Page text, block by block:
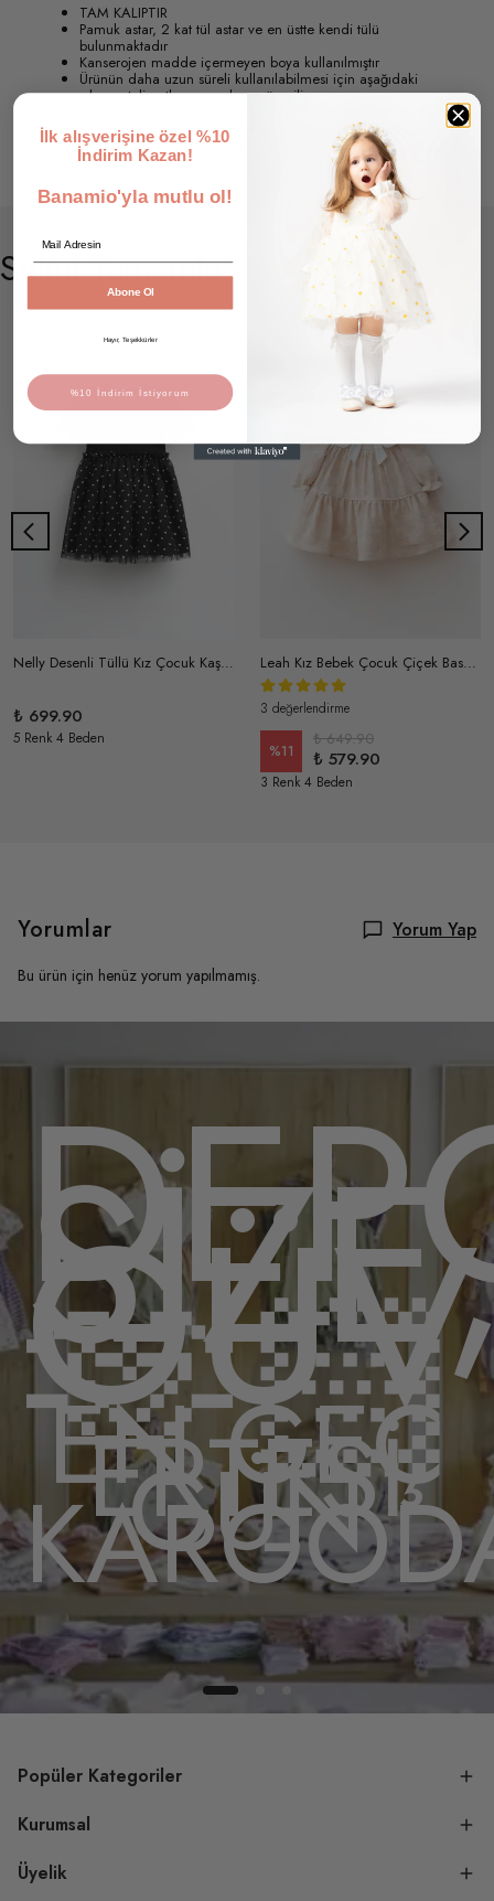
TAM KALIPTIR
Pamuk astar, 2 kat tül astar ve en üstte kendi tülü
bulunmaktadır
Kanserojen madde içermeyen boya kullanılmıştır
Ürünün daha uzun süreli kullanılabilmesi için aşağıdaki
yıkama talimatlarına uyulması önerilir;
Eğer mümkünse ilk yıkamanın elde yapılması, sonrasında ise
30 derecede düşük devir ve yumuşatıcı kullanılmadan
yıkama yapılması tavsiye edilir
Stilini Tamamla
Nelly Desenli Tüllü Kız Çocuk Kaşkorse Elbise
₺ 699.90
5 Renk 4 Beden
Leah Kız Bebek Çocuk Çiçek Baskı Detaylı Büyük Yakalı Astarlı Müslin Elbise
3 değerlendirme
%11
₺ 649.90
₺ 579.90
3 Renk 4 Beden
Yorumlar Yorum Yap
Bu ürün için henüz yorum yapılmamış.
🫶🏻
EN GEÇ
ERTESİ
GÜN
Popüler Kategoriler
Kurumsal
Üyelik
İlk alışverişine özel %10
İndirim Kazan!
Banamio'yla mutlu ol!
Abone Ol
Hayır, Teşekkürler
%10 İndirim İstiyorum